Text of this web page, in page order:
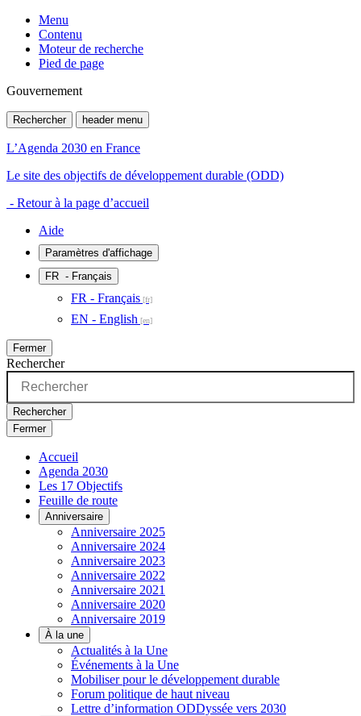
Menu
Contenu
Moteur de recherche
Pied de page
Gouvernement
Rechercher header menu
L’Agenda 2030 en France
Le site des objectifs de développement durable (ODD)
- Retour à la page d’accueil
Aide
Paramètres d'affichage
FR - Français
FR - Français
EN - English
Fermer
Rechercher
Rechercher
Fermer
Accueil
Agenda 2030
Les 17 Objectifs
Feuille de route
Anniversaire
Anniversaire 2025
Anniversaire 2024
Anniversaire 2023
Anniversaire 2022
Anniversaire 2021
Anniversaire 2020
Anniversaire 2019
À la une
Actualités à la Une
Événements à la Une
Mobiliser pour le développement durable
Forum politique de haut niveau
Lettre d’information ODDyssée vers 2030